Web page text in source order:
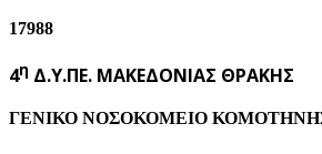
17988
4η Δ.Υ.ΠΕ.
ΓΕΝΙΚΟ ΝΟΣΟΚΟΜΕΙΟ